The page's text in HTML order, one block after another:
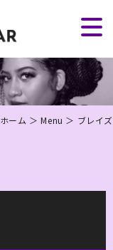
ホーム ＞ Menu ＞ ブレイズ